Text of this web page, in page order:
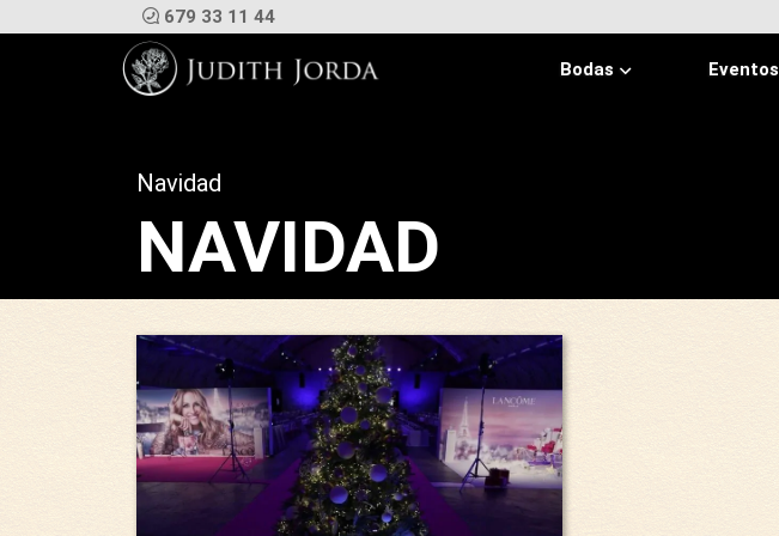
679 33 11 44
Bodas Eventos
Navidad
NAVIDAD